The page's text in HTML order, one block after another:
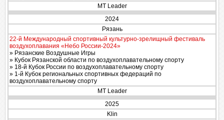
MT Leader
2024
Рязань
22-й Международный спортивный культурно-зрелищный фестиваль
воздухоплавания «Небо России-2024»
» Рязанские Воздушные Игры
» Кубок Рязанской области по воздухоплавательному спорту
» 18-й Кубок России по воздухоплавательному спорту
» 1-й Кубок региональных спортивных федераций по
воздухоплавательному спорту
MT Leader
2025
Klin